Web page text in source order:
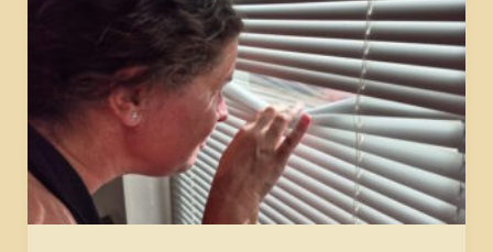
niets
op
papier
verschijnt